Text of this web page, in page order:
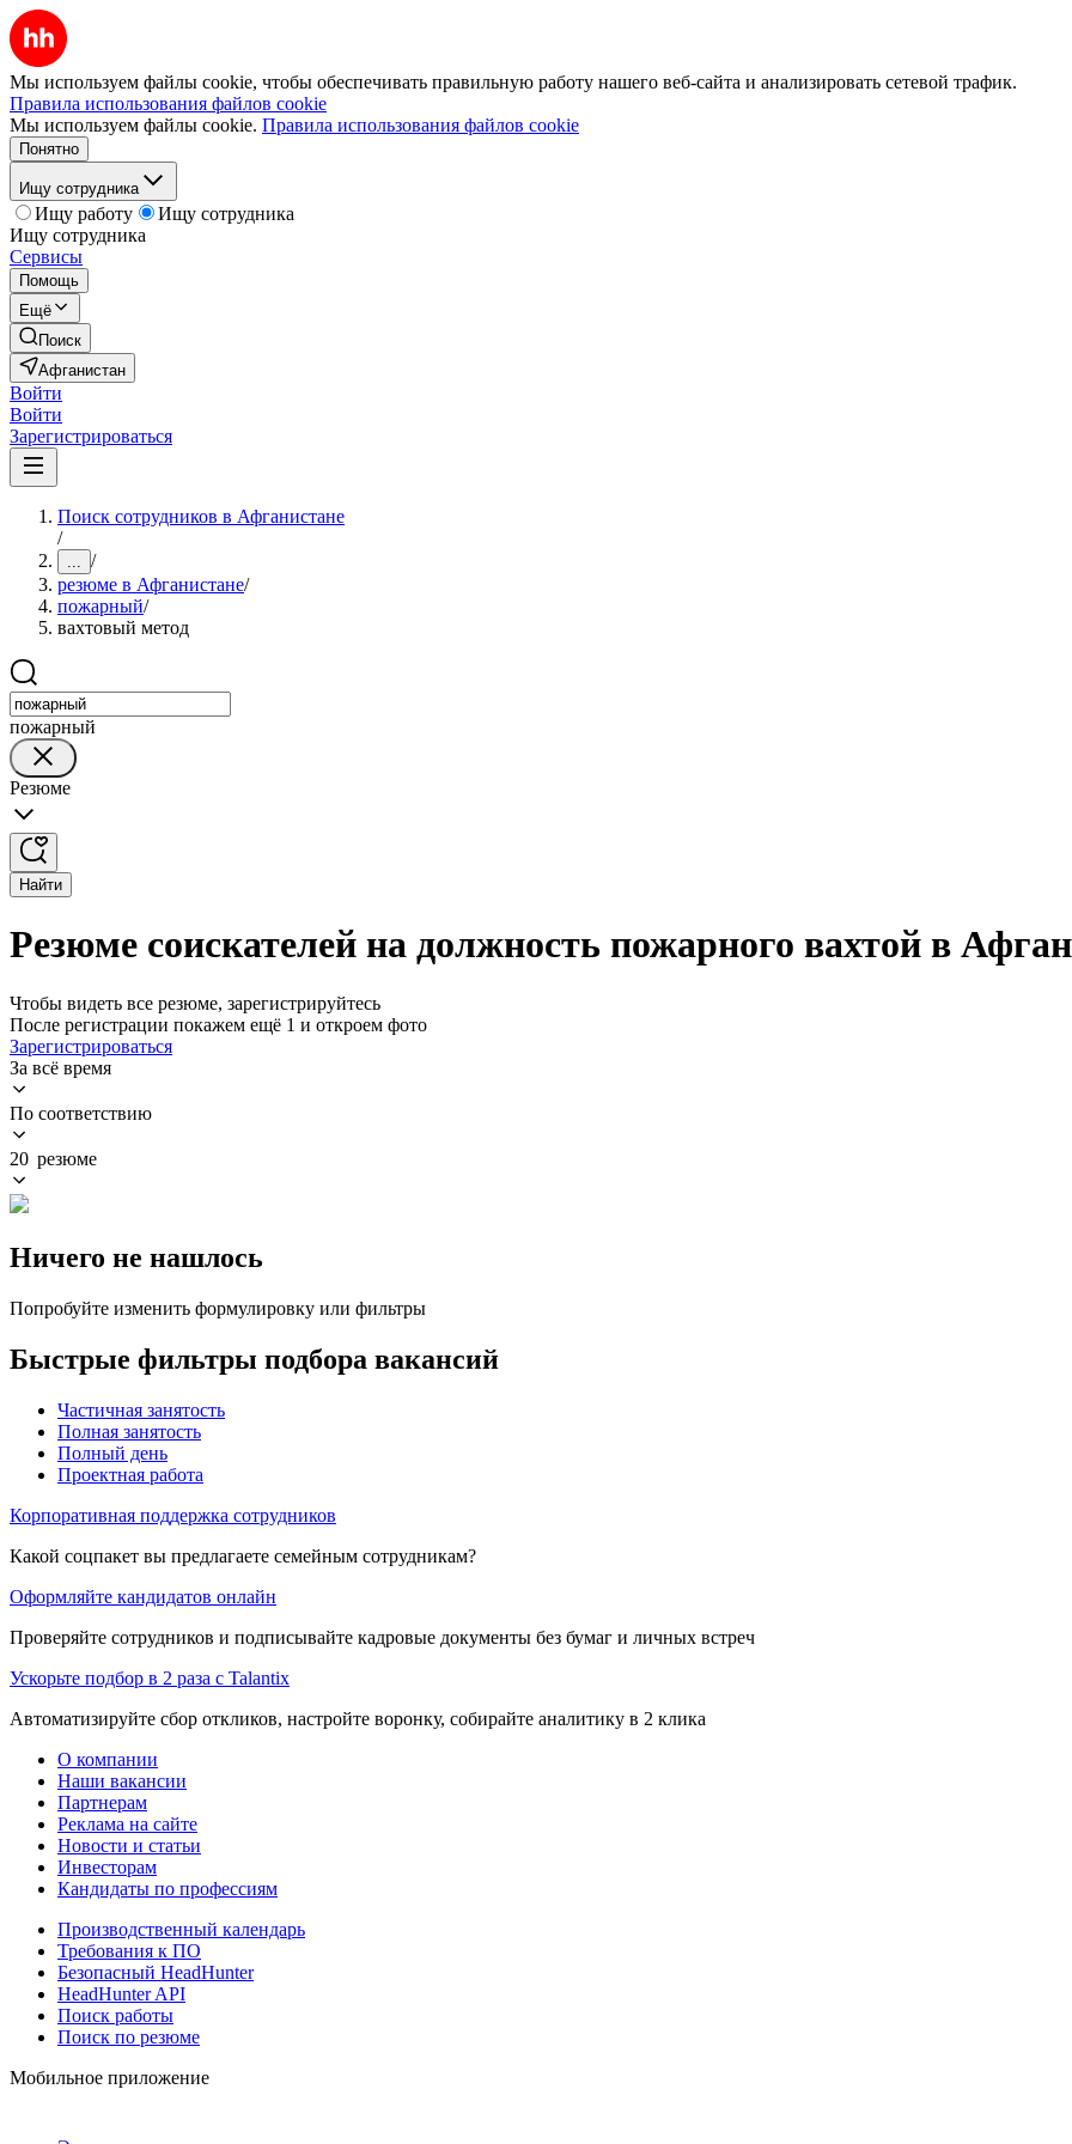
Мы используем файлы cookie, чтобы обеспечивать правильную работу нашего веб-сайта и анализировать сетевой трафик.
Правила использования файлов cookie
Мы используем файлы cookie. Правила использования файлов cookie
Понятно
Ищу сотрудника
Ищу работу
Ищу сотрудника
Ищу сотрудника
Сервисы
Помощь
Ещё
Поиск
Афганистан
Войти
Войти
Зарегистрироваться
Поиск сотрудников в Афганистане
/
... /
резюме в Афганистане/
пожарный/
вахтовый метод
пожарный
Резюме
Найти
Резюме соискателей на должность пожарного вахтой в
Чтобы видеть все резюме, зарегистрируйтесь
После регистрации покажем ещё 1 и откроем фото
Зарегистрироваться
За всё время
По соответствию
20 резюме
Ничего не нашлось
Попробуйте изменить формулировку или фильтры
Быстрые фильтры подбора вакансий
Частичная занятость
Полная занятость
Полный день
Проектная работа
Корпоративная поддержка сотрудников
Какой соцпакет вы предлагаете семейным сотрудникам?
Оформляйте кандидатов онлайн
Проверяйте сотрудников и подписывайте кадровые документы без бумаг и личных встреч
Ускорьте подбор в 2 раза с Talantix
Автоматизируйте сбор откликов, настройте воронку, собирайте аналитику в 2 клика
О компании
Наши вакансии
Партнерам
Реклама на сайте
Новости и статьи
Инвесторам
Кандидаты по профессиям
Производственный календарь
Требования к ПО
Безопасный HeadHunter
HeadHunter API
Поиск работы
Поиск по резюме
Мобильное приложение